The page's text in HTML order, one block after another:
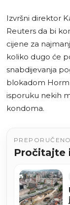
Izvršni direktor
Reuters da bi
cijene za
koliko dugo će
snabdijevanja
blokadom
isporuku nekih
kondoma.
PREPORUČENO
Pročitajte